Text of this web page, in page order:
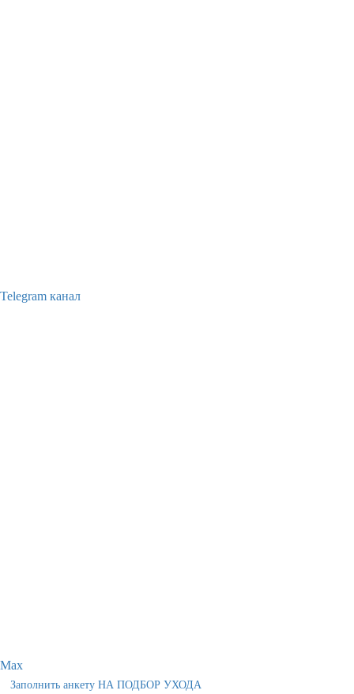
Telegram канал
Max
Заполнить анкету НА ПОДБОР УХОДА